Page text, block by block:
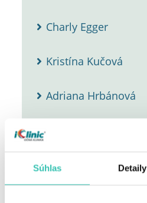
Súhlas Detaily
Charly Egger
Kristína Kučová
Adriana Hrbánová
Denisa Vyšňovská